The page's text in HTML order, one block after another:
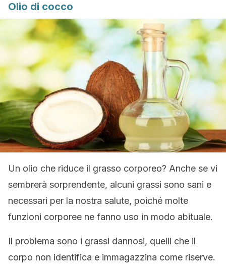
Olio di cocco
Un olio che riduce il grasso corporeo? Anche se vi
sembrerà sorprendente, alcuni grassi sono sani e
necessari per la nostra salute, poiché molte
funzioni corporee ne fanno uso in modo abituale.
Il problema sono i grassi dannosi, quelli che il
corpo non identifica e immagazzina come riserve.